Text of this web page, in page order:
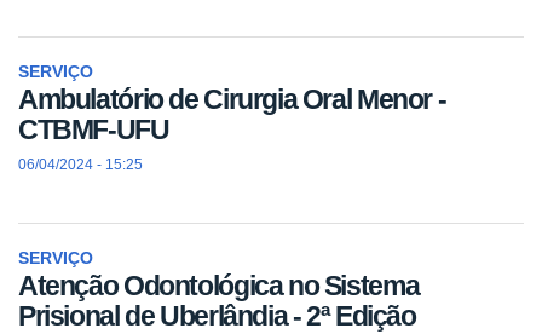
SERVIÇO
Ambulatório de Cirurgia Oral Menor -
CTBMF-UFU
06/04/2024 - 15:25
SERVIÇO
Atenção Odontológica no Sistema
Prisional de Uberlândia - 2ª Edição